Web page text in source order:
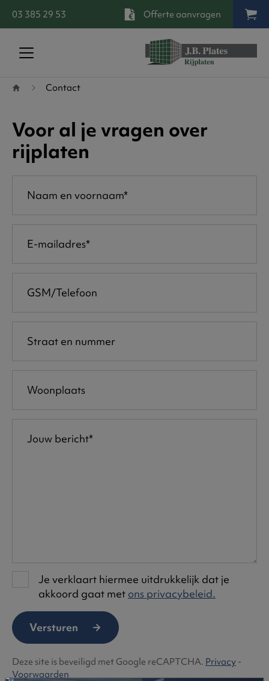
03 385 29 53 Offerte aanvragen
Terug naar startpagina
Contact
Voor al je vragen over
rijplaten
Naam en voornaam
E-mailadres
GSM/Telefoon
Straat en nummer
Woonplaats
Jouw bericht
Je verklaart hiermee uitdrukkelijk dat je
akkoord gaat met ons privacybeleid.
Versturen
Deze site is beveiligd met Google reCAPTCHA. Privacy -
Voorwaarden